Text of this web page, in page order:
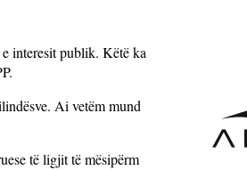
interesit publik. Këtë ka
Ai vetëm mund
të ligjit të mësipërm